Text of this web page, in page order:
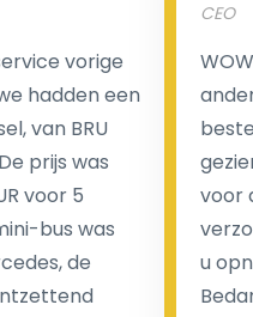
voordelen van
voor uw rit. In
met taxameter
in rekening voor de
of extra kosten voor
heeft.
vorige
hadden een
van BRU
prijs was
voor 5
bus was
de
CEO
voor
u